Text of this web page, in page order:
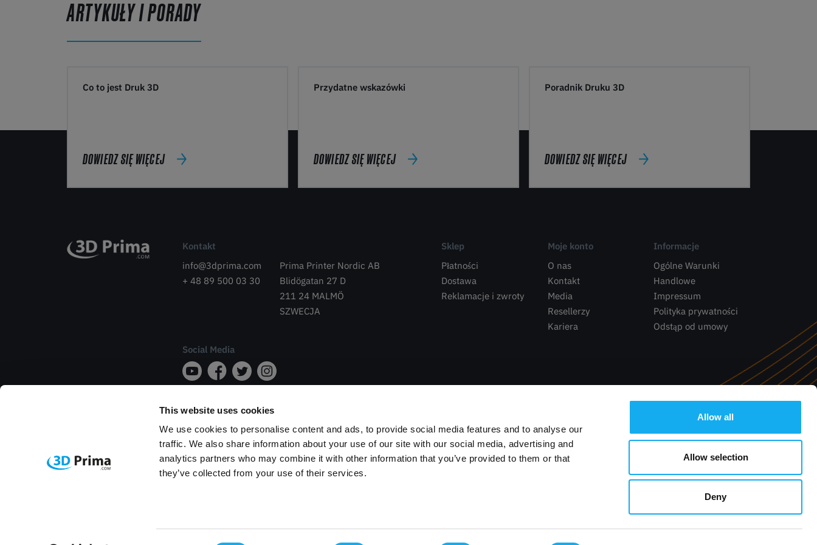
This website uses cookies
We use cookies to personalise content and ads, to provide social media features and to analyse our
traffic. We also share information about your use of our site with our social media, advertising and
analytics partners who may combine it with other information that you’ve provided to them or that
they’ve collected from your use of their services.
Allow all
Allow selection
Deny
ARTYKUŁY I PORADY
Co to jest Druk 3D
DOWIEDZ SIĘ WIĘCEJ
Przydatne wskazówki
DOWIEDZ SIĘ WIĘCEJ
Poradnik Druku 3D
DOWIEDZ SIĘ WIĘCEJ
Kontakt
info@3dprima.com
+ 48 89 500 03 30
Prima Printer Nordic AB
Blidögatan 27 D
211 24 MALMÖ
SZWECJA
Social Media
Sklep
Płatności
Dostawa
Reklamacje i zwroty
Moje konto
O nas
Kontakt
Media
Resellerzy
Kariera
Informacje
Ogólne Warunki
Handlowe
Impressum
Polityka prywatności
Odstąp od umowy